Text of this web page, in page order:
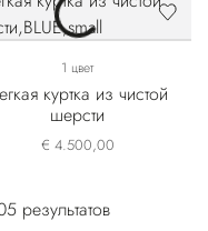
1 цвет
куртка из чистой
шерсти
€ 4.500,00
результатов